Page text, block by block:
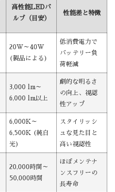
高性能LEDバ
ルブ（目安）
性能差と特徴
20W～40W
(製品による)
低消費電力で
バッテリー負
荷軽減
3,000 lm～
6,000 lm以上
劇的な明るさ
の向上、視認
性アップ
6,000K～
6,500K (純白
光)
スタイリッシ
ュな見た目と
高い視認性
20,000時間～
50,000時間
ほぼメンテナ
ンスフリーの
長寿命